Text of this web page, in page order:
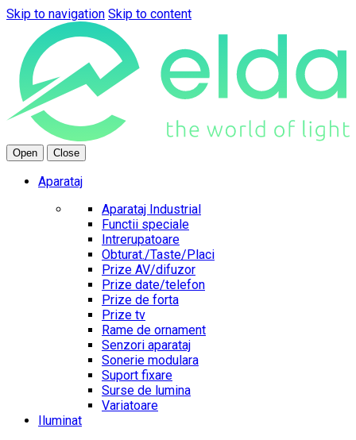
Skip to navigation Skip to content
Open Close
Aparataj
Aparataj Industrial
Functii speciale
Intrerupatoare
Obturat./Taste/Placi
Prize AV/difuzor
Prize date/telefon
Prize de forta
Prize tv
Rame de ornament
Senzori aparataj
Sonerie modulara
Suport fixare
Surse de lumina
Variatoare
Iluminat